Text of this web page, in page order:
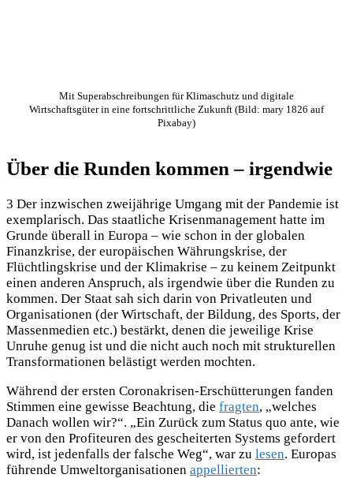
Mit Superabschreibungen für Klimaschutz und digitale
Wirtschaftsgüter in eine fortschrittliche Zukunft (Bild: mary 1826 auf
Pixabay)
Über die Runden kommen – irgendwie
3 Der inzwischen zweijährige Umgang mit der Pandemie ist
exemplarisch. Das staatliche Krisenmanagement hatte im
Grunde überall in Europa – wie schon in der globalen
Finanzkrise, der europäischen Währungskrise, der
Flüchtlingskrise und der Klimakrise – zu keinem Zeitpunkt
einen anderen Anspruch, als irgendwie über die Runden zu
kommen. Der Staat sah sich darin von Privatleuten und
Organisationen (der Wirtschaft, der Bildung, des Sports, der
Massenmedien etc.) bestärkt, denen die jeweilige Krise
Unruhe genug ist und die nicht auch noch mit strukturellen
Transformationen belästigt werden mochten.
Während der ersten Coronakrisen-Erschütterungen fanden
Stimmen eine gewisse Beachtung, die fragten, „welches
Danach wollen wir?“. „Ein Zurück zum Status quo ante, wie
er von den Profiteuren des gescheiterten Systems gefordert
wird, ist jedenfalls der falsche Weg“, war zu lesen. Europas
führende Umweltorganisationen appellierten: